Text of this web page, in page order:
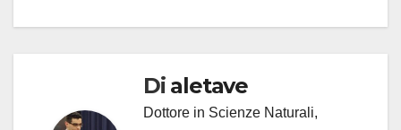
Di aletave
Dottore in Scienze Naturali,